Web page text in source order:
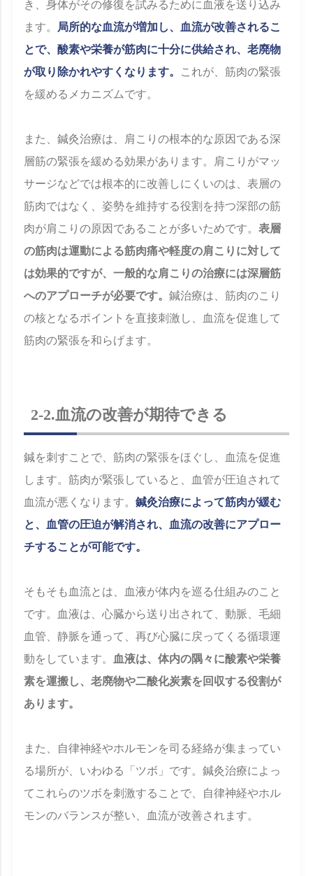
き、身体がその修復を試みるために血液を送り込み
ます。 局所的な血流が増加し、血流が改善されるこ
とで、酸素や栄養が筋肉に十分に供給され、老廃物
が取り除かれやすくなります。 これが、筋肉の緊張
を緩めるメカニズムです。
また、鍼灸治療は、肩こりの根本的な原因である深
層筋の緊張を緩める効果があります。肩こりがマッ
サージなどでは根本的に改善しにくいのは、表層の
筋肉ではなく、姿勢を維持する役割を持つ深部の筋
肉が肩こりの原因であることが多いためです。表層
の筋肉は運動による筋肉痛や軽度の肩こりに対して
は効果的ですが、一般的な肩こりの治療には深層筋
へのアプローチが必要です。鍼治療は、筋肉のこり
の核となるポイントを直接刺激し、血流を促進して
筋肉の緊張を和らげます。
2-2.血流の改善が期待できる
鍼を刺すことで、筋肉の緊張をほぐし、血流を促進
します。筋肉が緊張していると、血管が圧迫されて
血流が悪くなります。鍼灸治療によって筋肉が緩む
と、血管の圧迫が解消され、血流の改善にアプロー
チすることが可能です。
そもそも血流とは、血液が体内を巡る仕組みのこと
です。血液は、心臓から送り出されて、動脈、毛細
血管、静脈を通って、再び心臓に戻ってくる循環運
動をしています。 血液は、体内の隅々に酸素や栄養
素を運搬し、老廃物や二酸化炭素を回収する役割が
あります。
また、自律神経やホルモンを司る経絡が集まってい
る場所が、いわゆる「ツボ」です。鍼灸治療によっ
てこれらのツボを刺激することで、自律神経やホル
モンのバランスが整い、血流が改善されます。